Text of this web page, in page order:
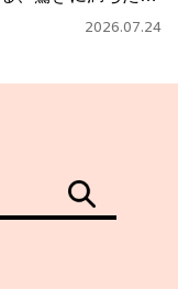
2026.07.24